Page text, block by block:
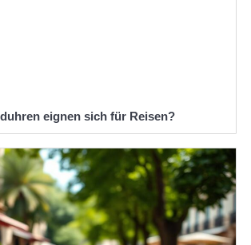
eignen sich für Reisen?